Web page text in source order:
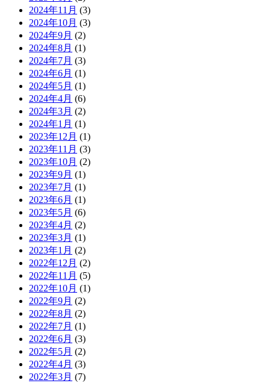
2024年11月 (3)
2024年10月 (3)
2024年9月 (2)
2024年8月 (1)
2024年7月 (3)
2024年6月 (1)
2024年5月 (1)
2024年4月 (6)
2024年3月 (2)
2024年1月 (1)
2023年12月 (1)
2023年11月 (3)
2023年10月 (2)
2023年9月 (1)
2023年7月 (1)
2023年6月 (1)
2023年5月 (6)
2023年4月 (2)
2023年3月 (1)
2023年1月 (2)
2022年12月 (2)
2022年11月 (5)
2022年10月 (1)
2022年9月 (2)
2022年8月 (2)
2022年7月 (1)
2022年6月 (3)
2022年5月 (2)
2022年4月 (3)
2022年3月 (7)